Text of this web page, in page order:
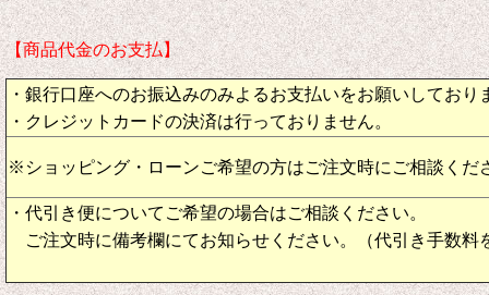
【商品代金のお支払】
・銀行口座へのお振込みのみよるお支払いをお願いしており
・クレジットカードの決済は行っておりません。
※ショッピング・ローンご希望の方はご注文時にご相談くだ
・代引き便についてご希望の場合はご相談ください。
ご注文時に備考欄にてお知らせください。（代引き手数料